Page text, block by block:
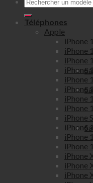
Téléphones
Apple
iPhone
iPhone
iPhone
iPhone
iPhone
iPhone
iPhone
iPhone
iPhone
iPhone
iPhone
iPhone
iPhone
iPhone
iPhone